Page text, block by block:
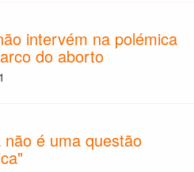
intervém na polémica
do aborto
não é uma questão